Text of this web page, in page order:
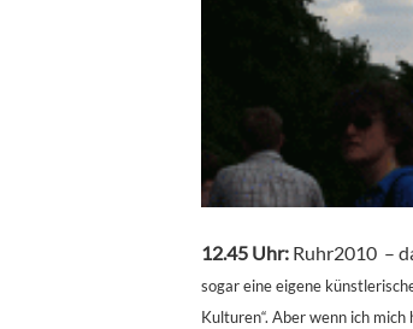
12.45 Uhr: Ruhr2010 –
sogar eine eigene
Kulturen“. Aber wenn ich